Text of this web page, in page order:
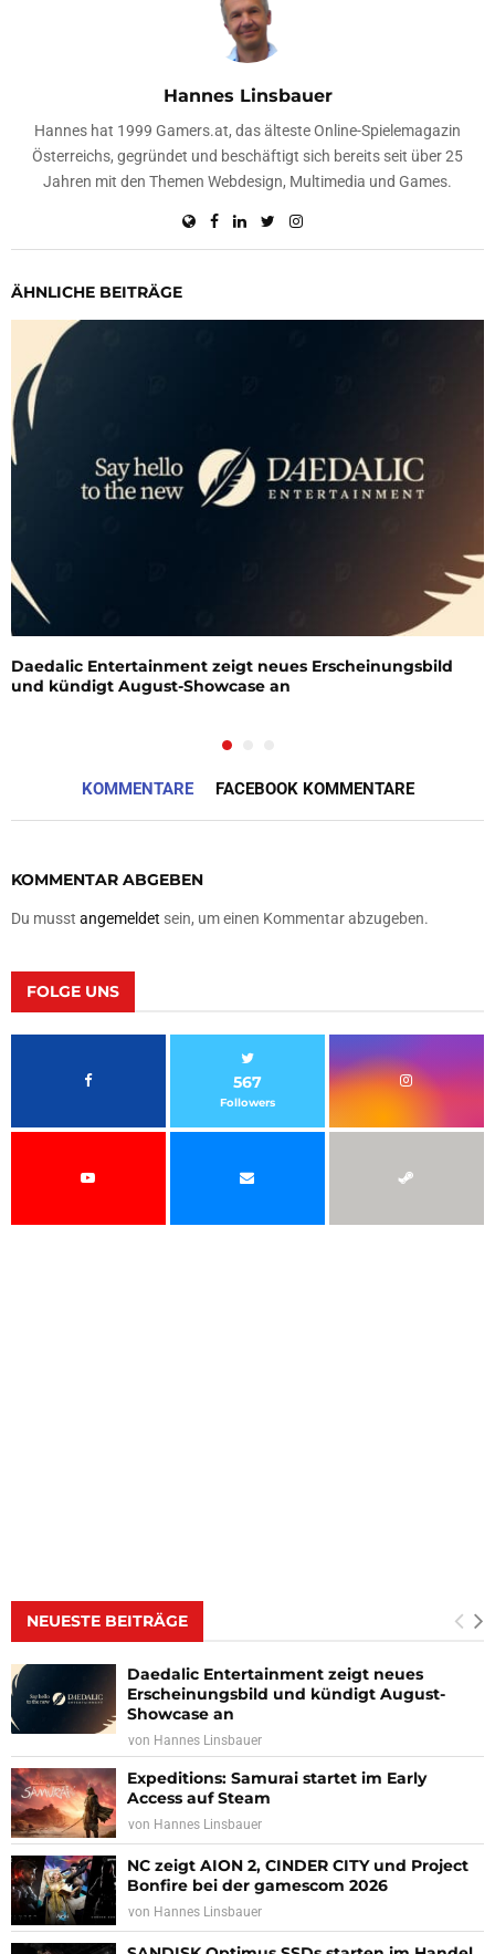
Hannes Linsbauer
Hannes hat 1999 Gamers.at, das älteste Online-Spielemagazin
Österreichs, gegründet und beschäftigt sich bereits seit über 25
Jahren mit den Themen Webdesign, Multimedia und Games.
ÄHNLICHE BEITRÄGE
Daedalic Entertainment zeigt neues Erscheinungsbild
und kündigt August-Showcase an
KOMMENTARE FACEBOOK KOMMENTARE
KOMMENTAR ABGEBEN
Du musst angemeldet sein, um einen Kommentar abzugeben.
FOLGE UNS
567
Followers
NEUESTE BEITRÄGE
Daedalic Entertainment zeigt neues
Erscheinungsbild und kündigt August-
Showcase an
von Hannes Linsbauer
Expeditions: Samurai startet im Early
Access auf Steam
von Hannes Linsbauer
NC zeigt AION 2, CINDER CITY und Project
Bonfire bei der gamescom 2026
von Hannes Linsbauer